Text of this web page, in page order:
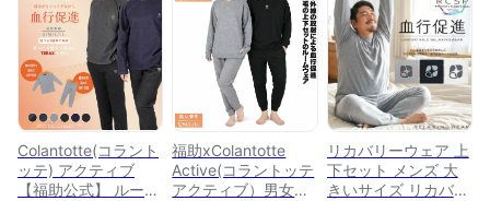
促進 福助 フクスケ
進 快眠 安眠 睡眠 サ
ポート コスパ プレ
ゼント（ピンク グレ
ンポイント 十分袖
十分丈 シャギー 血
行促進 秋冬 あった
か パジャマ 部屋着
ギフト プレゼント
Colantotte(コラント
ッテ) アクティブ
【福助公式】 ルーム
福助xColantotte
Active(コラントッテ
アクティブ）男女兼
リカバリーウェア 上
下セット メンズ 大
きいサイズ リカバリ